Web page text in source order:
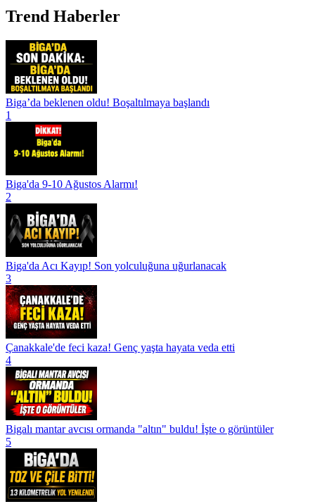
Trend Haberler
Biga’da beklenen oldu! Boşaltılmaya başlandı
1
Biga'da 9-10 Ağustos Alarmı!
2
Biga'da Acı Kayıp! Son yolculuğuna uğurlanacak
3
Çanakkale'de feci kaza! Genç yaşta hayata veda etti
4
Bigalı mantar avcısı ormanda "altın" buldu! İşte o görüntüler
5